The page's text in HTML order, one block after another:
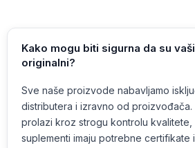
Kako mogu biti sigurna da su
originalni?
Sve naše proizvode nabavljamo
distributera i izravno od
prolazi kroz strogu kontrolu kvalitete,
suplementi imaju potrebne certifikate